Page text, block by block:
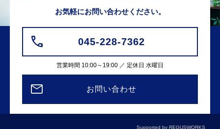
お気軽にお問い合わせください。
045-228-7362
営業時間 10:00～19:00 ／ 定休日 水曜日
お問い合わせ
Supported by REGUSWORKS